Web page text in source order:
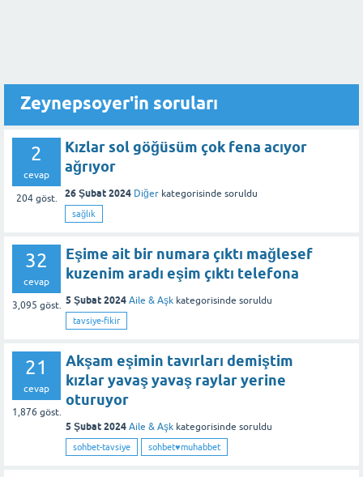
Zeynepsoyer'in soruları
2
cevap
204göst.
Kızlar sol göğüsüm çok fena acıyor
ağrıyor
26 Şubat 2024 Diğer kategorisinde soruldu
sağlık
32
cevap
3,095 göst.
Eşime ait bir numara çıktı mağlesef
kuzenim aradı eşim çıktı telefona
5 Şubat 2024 Aile & Aşk kategorisinde soruldu
tavsiye-fikir
21
cevap
1,876 göst.
Akşam eşimin tavırları demiştim
kızlar yavaş yavaş raylar yerine
oturuyor
5 Şubat 2024 Aile & Aşk kategorisinde soruldu
sohbet-tavsiye sohbet♥️muhabbet